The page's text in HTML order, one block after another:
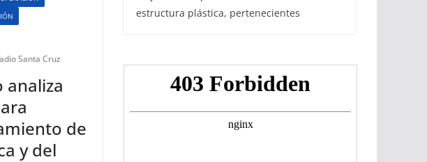
Santa Cruz
analiza
de
y del
estructura plástica, pertenecientes